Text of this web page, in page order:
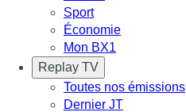
Sport
Économie
Mon BX1
Replay TV
Toutes nos émissions
Dernier JT